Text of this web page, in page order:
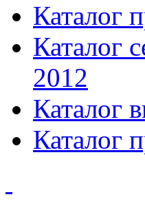
Каталог
Каталог
2012
Каталог
Каталог